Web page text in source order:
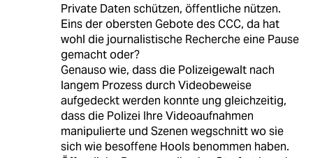
Private Daten schützen, öffentliche nützen.
Eins der obersten Gebote des CCC, da hat
wohl die journalistische Recherche eine Pause
gemacht oder?
Genauso wie, dass die Polizeigewalt nach
langem Prozess durch Videobeweise
aufgedeckt werden konnte ung gleichzeitig,
dass die Polizei Ihre Videoaufnahmen
manipulierte und Szenen wegschnitt wo sie
sich wie besoffene Hools benommen haben.